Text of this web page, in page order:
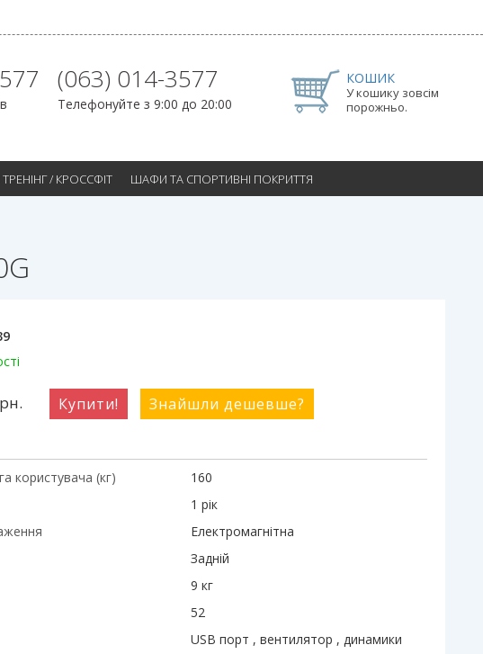
(063) 014-3577
Телефонуйте з 9:00 до 20:00
КОШИК
У кошику зовсім
порожньо.
/ КРОССФІТ ШАФИ ТА СПОРТИВНІ ПОКРИТТЯ
Купити! Знайшли дешевше?
користувача (кг)
160
1 рік
Електромагнітна
Задній
9 кг
52
USB порт , вентилятор , динамики